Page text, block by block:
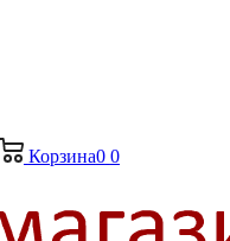
Корзина0 0